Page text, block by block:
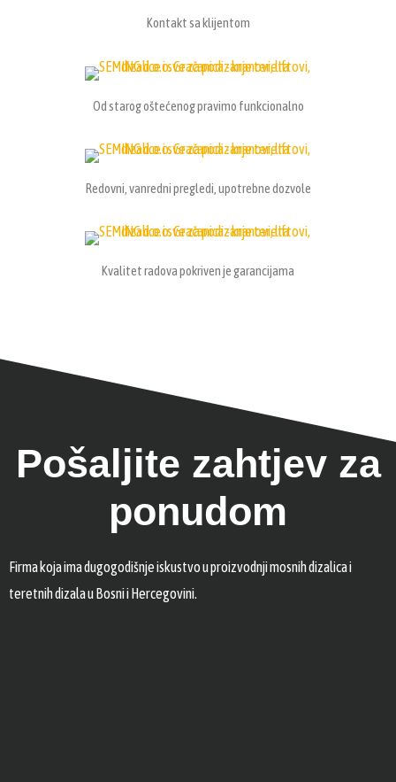
Kontakt sa klijentom
Od starog oštećenog pravimo funkcionalno
Redovni, vanredni pregledi, upotrebne dozvole
Kvalitet radova pokriven je garancijama
Pošaljite zahtjev za
ponudom
Firma koja ima dugogodišnje iskustvo u proizvodnji mosnih dizalica i
teretnih dizala u Bosni i Hercegovini.